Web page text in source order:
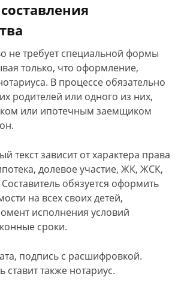
не требует специальной формы
только, что оформление,
В процессе обязательно
родителей или одного из них,
или ипотечным заемщиком
текст зависит от характера права
долевое участие, ЖК, ЖСК,
обязуется оформить
на всех своих детей,
исполнения условий
сроки.
подпись с расшифровкой.
ставит также нотариус.